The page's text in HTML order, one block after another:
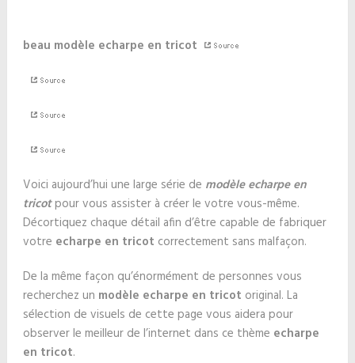
beau modèle echarpe en tricot
Voici aujourd’hui une large série de modèle echarpe en
tricotpour vous assister à créer le votre vous-même.
Décortiquez chaque détail afin d’être capable de fabriquer
votre echarpe en tricot correctement sans malfaçon.
De la même façon qu’énormément de personnes vous
recherchez un modèle echarpe en tricot original. La
sélection de visuels de cette page vous aidera pour
observer le meilleur de l’internet dans ce thème echarpe
en tricot.